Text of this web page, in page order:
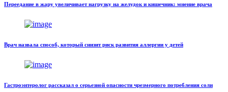
Переедание в жару увеличивает нагрузку на желудок и кишечник: мнение врача
Врач назвала способ, который снизит риск развития аллергии у детей
Гастроэнтеролог рассказал о серьезной опасности чрезмерного потребления соли